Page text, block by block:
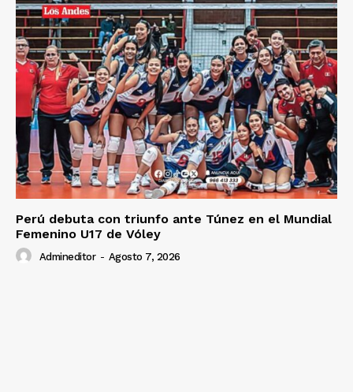
Perú debuta con triunfo ante Túnez en el Mundial
Femenino U17 de Vóley
Admineditor - Agosto 7, 2026